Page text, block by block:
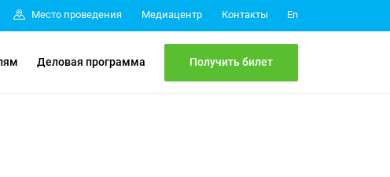
Место проведения Медиацентр Контакты En
Деловая программа Получить билет